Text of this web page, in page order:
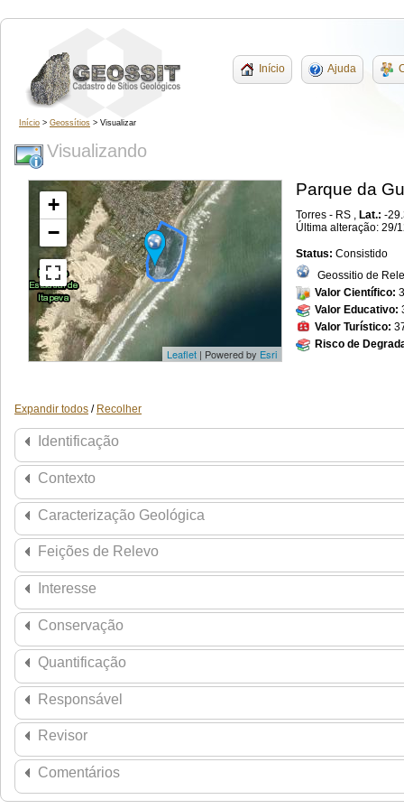
Início Ajuda
Início > Geossítios > Visualizar
Visualizando
+
−
Leaflet | Powered by Esri
Parque da
Torres - RS , Lat.: -
Última alteração: 29/
Status: Consistido
Geossitio de
Valor Científico:
Valor Educativo:
Valor Turístico:
Risco de
Expandir todos / Recolher
Identificação
Contexto
Caracterização Geológica
Feições de Relevo
Interesse
Conservação
Quantificação
Responsável
Revisor
Comentários